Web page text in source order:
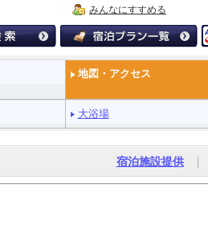
みんなにすすめる
地図・アクセス
大浴場
宿泊施設提供 |